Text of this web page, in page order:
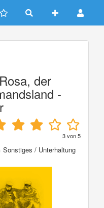
der
-
3von5
Sonstiges / Unterhaltung